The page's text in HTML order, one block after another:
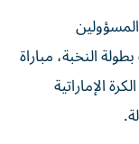
النخبة، مباراة
من نجوم الكرة الإماراتية